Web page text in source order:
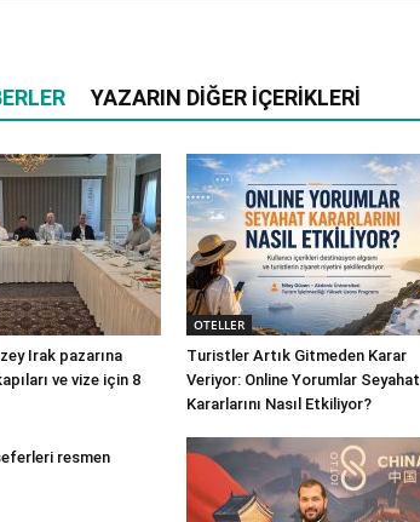
YAZARIN DIĞER İÇERIKLERI
Irak pazarına
ve vize için 8
OTELLER
Turistler Artık Gitmeden Karar
Veriyor: Online Yorumlar Seyahat
Kararlarını Nasıl Etkiliyor?
resmen